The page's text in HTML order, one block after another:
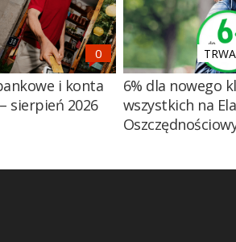
i konta
sierpień 2026
6% dla nowego
wszystkich na